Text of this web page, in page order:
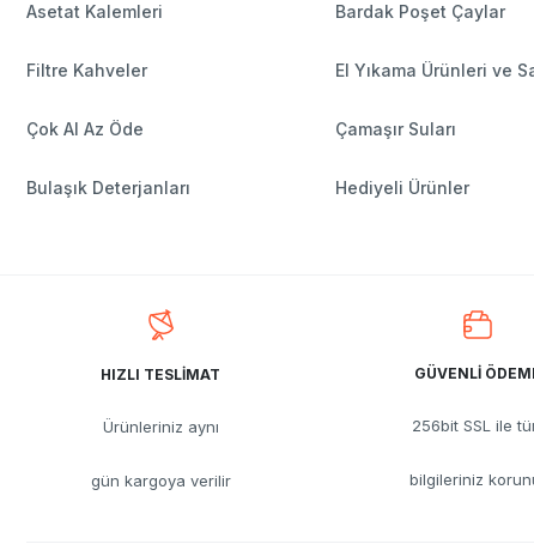
Asetat Kalemleri Bardak Poşet Çaylar
Filtre Kahveler El Yıkama Ürünleri ve
Çok Al Az Öde Çamaşır Suları
Bulaşık Deterjanları Hediyeli Ürünler
HIZLI TESLİMAT
Ürünleriniz aynı
gün kargoya verilir
GÜVENLİ
256bit SSL ile
bilgileriniz